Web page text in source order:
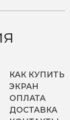
КАК КУПИТЬ
ЭКРАН
ОПЛАТА
ДОСТАВКА